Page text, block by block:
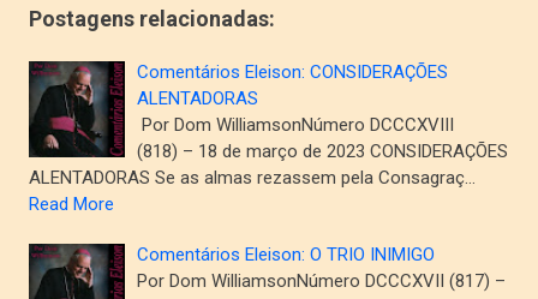
Postagens relacionadas:
Comentários Eleison: CONSIDERAÇÕES
ALENTADORAS
Por Dom WilliamsonNúmero DCCCXVIII
(818) – 18 de março de 2023 CONSIDERAÇÕES
ALENTADORAS Se as almas rezassem pela Consagraç…
Read More
Comentários Eleison: O TRIO INIMIGO
Por Dom WilliamsonNúmero DCCCXVII (817) –